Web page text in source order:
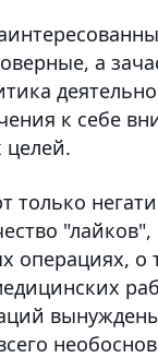
а
к себе
целей.
только
о